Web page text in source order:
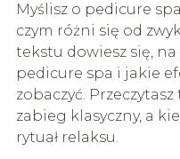
Myślisz o pedicure
czym różni się od
tekstu dowiesz się,
pedicure spa i jakie
zobaczyć.
zabieg klasyczny, a
rytuał relaksu.